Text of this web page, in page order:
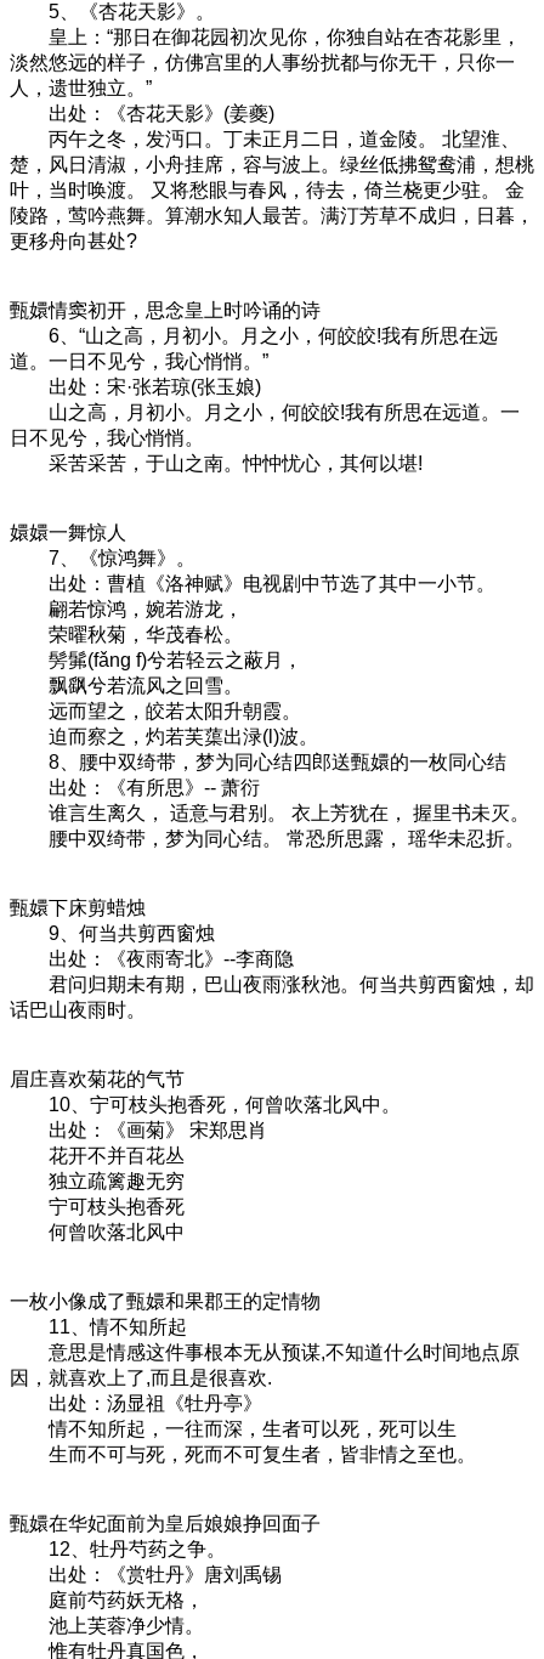
5、《杏花天影》。
皇上：“那日在御花园初次见你，你独自站在杏花影里，
淡然悠远的样子，仿佛宫里的人事纷扰都与你无干，只你一
人，遗世独立。”
出处：《杏花天影》(姜夔)
丙午之冬，发沔口。丁未正月二日，道金陵。 北望淮、
楚，风日清淑，小舟挂席，容与波上。绿丝低拂鸳鸯浦，想桃
叶，当时唤渡。 又将愁眼与春风，待去，倚兰桡更少驻。 金
陵路，莺吟燕舞。算潮水知人最苦。满汀芳草不成归，日暮，
更移舟向甚处?
甄嬛情窦初开，思念皇上时吟诵的诗
6、“山之高，月初小。月之小，何皎皎!我有所思在远
道。一日不见兮，我心悄悄。”
出处：宋·张若琼(张玉娘)
山之高，月初小。月之小，何皎皎!我有所思在远道。一
日不见兮，我心悄悄。
采苦采苦，于山之南。忡忡忧心，其何以堪!
嬛嬛一舞惊人
7、《惊鸿舞》。
出处：曹植《洛神赋》电视剧中节选了其中一小节。
翩若惊鸿，婉若游龙，
荣曜秋菊，华茂春松。
髣髴(fǎng f)兮若轻云之蔽月，
飘飖兮若流风之回雪。
远而望之，皎若太阳升朝霞。
迫而察之，灼若芙蕖出渌(l)波。
8、腰中双绮带，梦为同心结四郎送甄嬛的一枚同心结
出处：《有所思》-- 萧衍
谁言生离久， 适意与君别。 衣上芳犹在， 握里书未灭。
腰中双绮带，梦为同心结。 常恐所思露， 瑶华未忍折。
甄嬛下床剪蜡烛
9、何当共剪西窗烛
出处：《夜雨寄北》--李商隐
君问归期未有期，巴山夜雨涨秋池。何当共剪西窗烛，却
话巴山夜雨时。
眉庄喜欢菊花的气节
10、宁可枝头抱香死，何曾吹落北风中。
出处：《画菊》 宋郑思肖
花开不并百花丛
独立疏篱趣无穷
宁可枝头抱香死
何曾吹落北风中
一枚小像成了甄嬛和果郡王的定情物
11、情不知所起
意思是情感这件事根本无从预谋,不知道什么时间地点原
因，就喜欢上了,而且是很喜欢.
出处：汤显祖《牡丹亭》
情不知所起，一往而深，生者可以死，死可以生
生而不可与死，死而不可复生者，皆非情之至也。
甄嬛在华妃面前为皇后娘娘挣回面子
12、牡丹芍药之争。
出处：《赏牡丹》唐刘禹锡
庭前芍药妖无格，
池上芙蓉净少情。
惟有牡丹真国色，